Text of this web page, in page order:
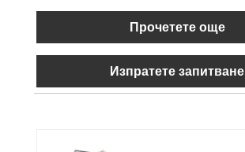
Прочетете още
Изпратете запитване